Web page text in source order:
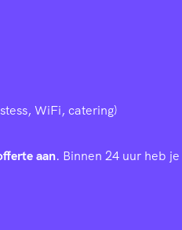
WiFi, catering)
aan. Binnen 24 uur heb